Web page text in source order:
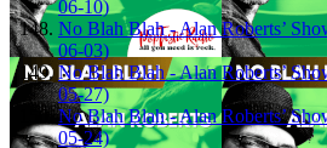
06-10)
No Blah Blah - Alan Roberts’
06-03)
No Blah Blah - Alan Roberts’
05-27)
No Blah Blah - Alan Roberts’
05-24)